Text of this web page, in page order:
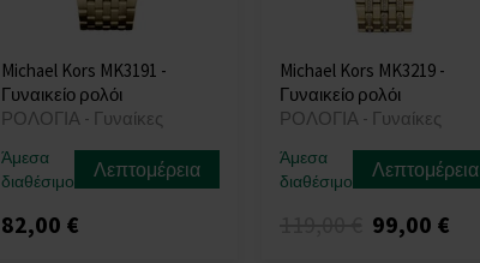
Michael Kors MK3191 -
Γυναικείο ρολόι
ΡΟΛΟΓΙΑ - Γυναίκες
Άμεσα
διαθέσιμο
Λεπτομέρεια
82,00 €
Michael Kors MK3219 -
Γυναικείο ρολόι
ΡΟΛΟΓΙΑ - Γυναίκες
Άμεσα
διαθέσιμο
Λεπτομέρεια
99,00 €